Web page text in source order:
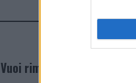
Vuoi rimanere sempre